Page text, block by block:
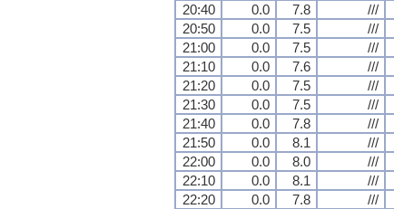
20:40
0.0 7.8 ///
20:50
0.0 7.5 ///
21:00
0.0 7.5 ///
21:10
0.0 7.6 ///
21:20
0.0 7.5 ///
21:30
0.0 7.5 ///
21:40
0.0 7.8 ///
21:50
0.0 8.1 ///
22:00
0.0 8.0 ///
22:10
0.0 8.1 ///
22:20
0.0 7.8 ///